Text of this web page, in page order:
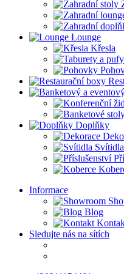
Lounge
Křesla
Doplňky
Svítidla
Informace
Blog
Sledujte nás na sítích